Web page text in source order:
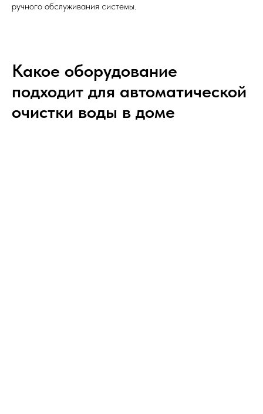
ручного обслуживания системы.
Какое оборудование
подходит для автоматической
очистки воды в доме